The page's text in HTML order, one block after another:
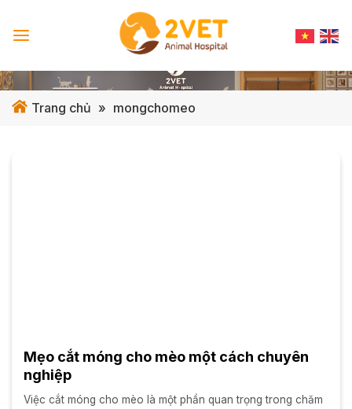
Trang chủ » mongchomeo
Mẹo cắt móng cho mèo một cách chuyên
nghiệp
Việc cắt móng cho mèo là một phần quan trọng trong chăm